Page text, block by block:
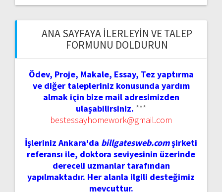
ANA SAYFAYA İLERLEYIN VE TALEP
FORMUNU DOLDURUN
Ödev, Proje, Makale, Essay, Tez yaptırma
ve diğer talepleriniz konusunda yardım
almak için bize mail adresimizden
ulaşabilirsiniz. ***
bestessayhomework@gmail.com
İşleriniz Ankara'da billgatesweb.comşirketi
referansı ile, doktora seviyesinin üzerinde
dereceli uzmanlar tarafından
yapılmaktadır. Her alanla ilgili desteğimiz
mevcuttur.